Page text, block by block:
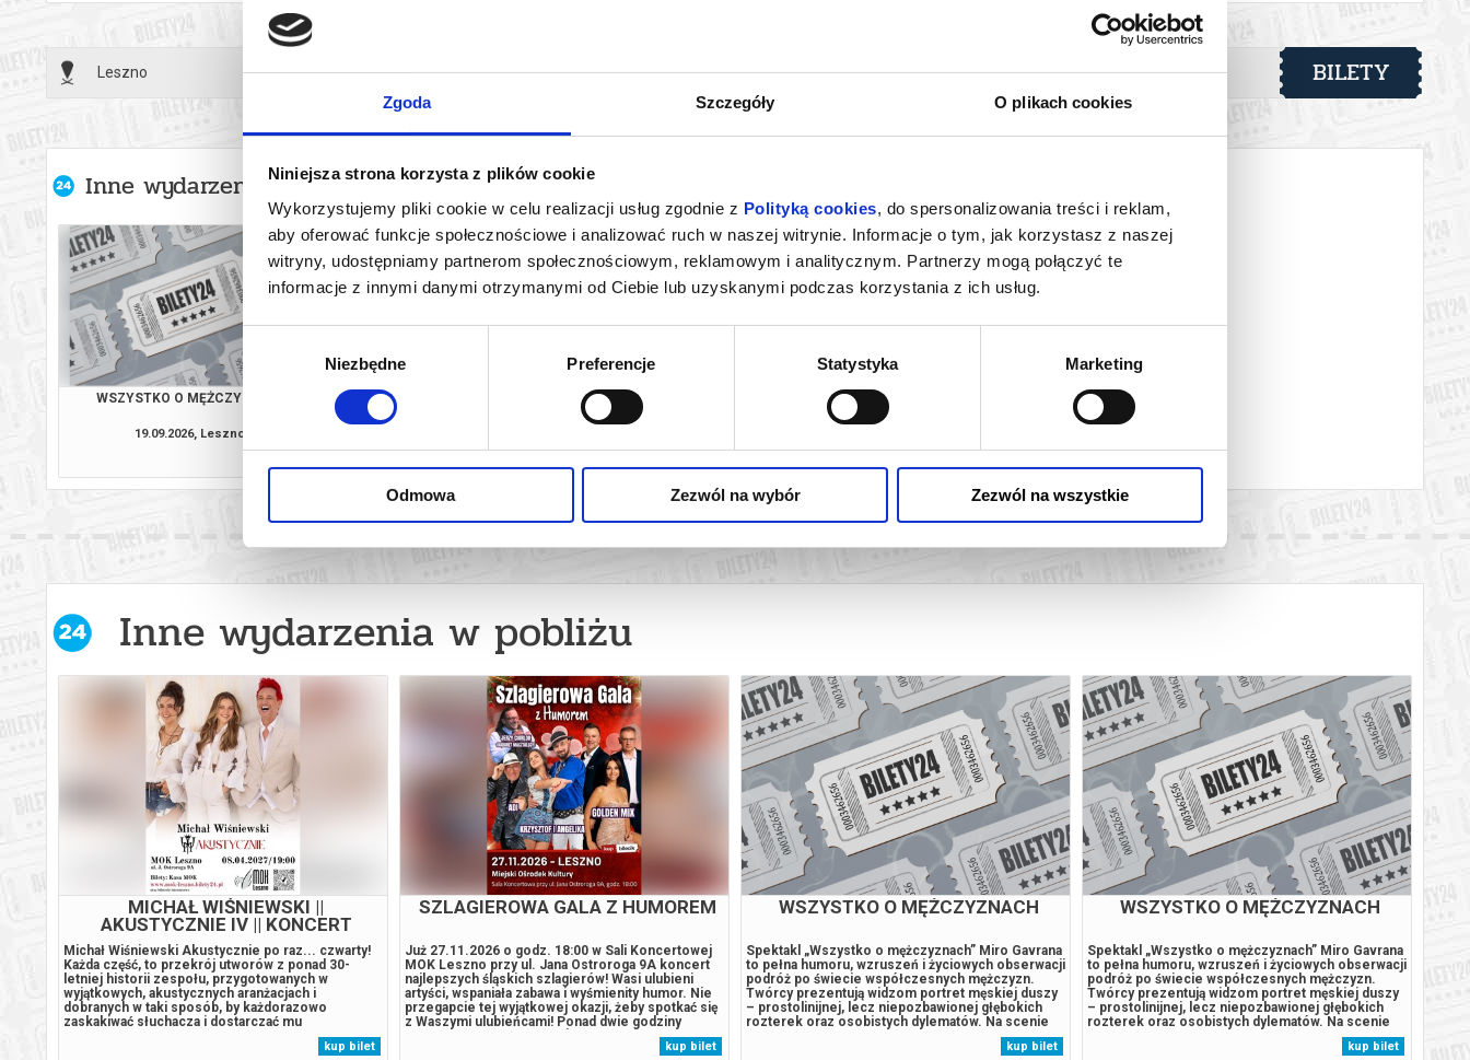
Zgoda Szczegóły O plikach cookies
Niniejsza strona korzysta z plików cookie
Wykorzystujemy pliki cookie w celu realizacji usług zgodnie z Polityką cookies, do spersonalizowania treści i reklam,
aby oferować funkcje społecznościowe i analizować ruch w naszej witrynie. Informacje o tym, jak korzystasz z naszej
witryny, udostępniamy partnerom społecznościowym, reklamowym i analitycznym. Partnerzy mogą połączyć te
informacje z innymi danymi otrzymanymi od Ciebie lub uzyskanymi podczas korzystania z ich usług.
Wybór
zgody
Niezbędne Preferencje Statystyka Marketing
Odmowa Zezwól na wybór Zezwól na wszystkie
Leszno 13.09.2026 , g. 18:00(niedziela) Teatr Miejski w Lesznie od 60,00 pln BILETY
Inne wydarzenia organizatora
WSZYSTKO O MĘŻCZYZNACH
19.09.2026, Leszno
WSZYSTKO O MĘŻCZYZNACH
Inne wydarzenia w pobliżu
MICHAŁ WIŚNIEWSKI ||
AKUSTYCZNIE IV || KONCERT
Michał Wiśniewski Akustycznie po raz... czwarty!
Każda część, to przekrój utworów z ponad 30-
letniej historii zespołu, przygotowanych w
wyjątkowych, akustycznych aranżacjach i
dobranych w taki sposób, by każdorazowo
zaskakiwać słuchacza i dostarczać mu
niepowtarzalnych wrażeń, pełnych różnorodnych
emocji i nastrojów. Na scenie nie zabrakniekup bilet
SZLAGIEROWA GALA Z HUMOREM
Już 27.11.2026 o godz. 18:00 w Sali Koncertowej
MOK Leszno przy ul. Jana Ostroroga 9A koncert
najlepszych śląskich szlagierów! Wasi ulubieni
artyści, wspaniała zabawa i wyśmienity humor. Nie
przegapcie tej wyjątkowej okazji, żeby spotkać się
z Waszymi ulubieńcami! Ponad dwie godziny
fantastycznej zabawy. Na Śląskiej Gali wystąpią
najbardziej znani artyści z Telewizji Szlagiery.TV.
kup bilet
WSZYSTKO O MĘŻCZYZNACH
Spektakl „Wszystko o mężczyznach” Miro Gavrana
to pełna humoru, wzruszeń i życiowych obserwacji
podróż po świecie współczesnych mężczyzn.
Twórcy prezentują widzom portret męskiej duszy
– prostolinijnej, lecz niepozbawionej głębokich
rozterek oraz osobistych dylematów. Na scenie
odsłania się cała gama uczuć i emocji: od tęsknoty i
pragnienia bliskości, przez samotność i strach, aż
kup bilet
WSZYSTKO O MĘŻCZYZNACH
Spektakl „Wszystko o mężczyznach” Miro Gavrana
to pełna humoru, wzruszeń i życiowych obserwacji
podróż po świecie współczesnych mężczyzn.
Twórcy prezentują widzom portret męskiej duszy
– prostolinijnej, lecz niepozbawionej głębokich
rozterek oraz osobistych dylematów. Na scenie
odsłania się cała gama uczuć i emocji: od tęsknoty i
pragnienia bliskości, przez samotność i strach, aż
kup bilet